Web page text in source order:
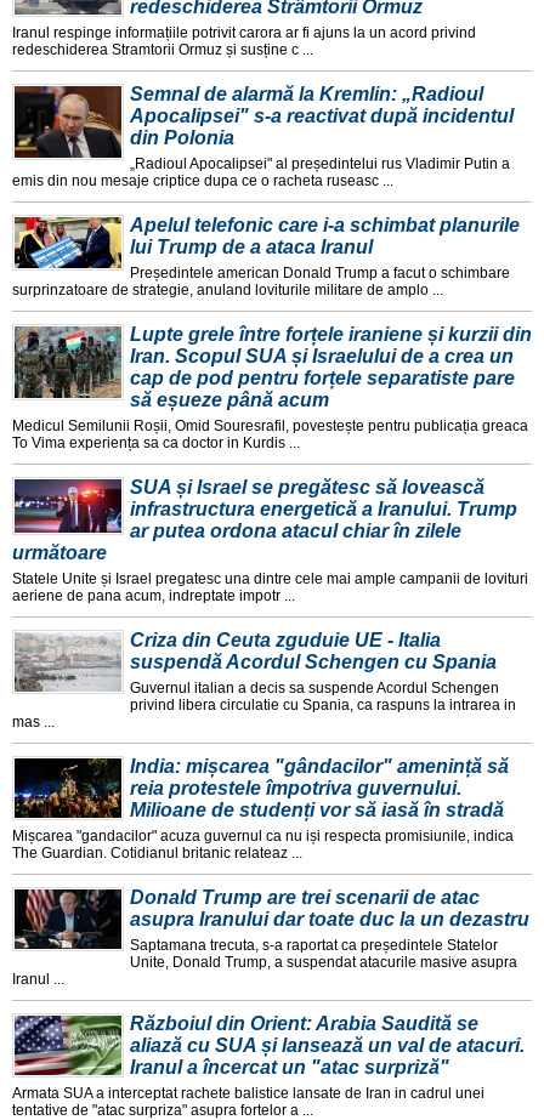
redeschiderea Strâmtorii Ormuz
Iranul respinge informațiile potrivit carora ar fi ajuns la un acord privind
redeschiderea Stramtorii Ormuz și susține c ...
Semnal de alarmă la Kremlin: „Radioul
Apocalipsei" s-a reactivat după incidentul
din Polonia
„Radioul Apocalipsei" al președintelui rus Vladimir Putin a
emis din nou mesaje criptice dupa ce o racheta ruseasc ...
Apelul telefonic care i-a schimbat planurile
lui Trump de a ataca Iranul
Președintele american Donald Trump a facut o schimbare
surprinzatoare de strategie, anuland loviturile militare de amplo ...
Lupte grele între forțele iraniene și kurzii din
Iran. Scopul SUA și Israelului de a crea un
cap de pod pentru forțele separatiste pare
să eșueze până acum
Medicul Semilunii Roșii, Omid Souresrafil, povestește pentru publicația greaca
To Vima experiența sa ca doctor in Kurdis ...
SUA și Israel se pregătesc să lovească
infrastructura energetică a Iranului. Trump
ar putea ordona atacul chiar în zilele
următoare
Statele Unite și Israel pregatesc una dintre cele mai ample campanii de lovituri
aeriene de pana acum, indreptate impotr ...
Criza din Ceuta zguduie UE - Italia
suspendă Acordul Schengen cu Spania
Guvernul italian a decis sa suspende Acordul Schengen
privind libera circulatie cu Spania, ca raspuns la intrarea in
mas ...
India: mișcarea "gândacilor" amenință să
reia protestele împotriva guvernului.
Milioane de studenți vor să iasă în stradă
Mișcarea "gandacilor" acuza guvernul ca nu iși respecta promisiunile, indica
The Guardian. Cotidianul britanic relateaz ...
Donald Trump are trei scenarii de atac
asupra Iranului dar toate duc la un dezastru
Saptamana trecuta, s-a raportat ca președintele Statelor
Unite, Donald Trump, a suspendat atacurile masive asupra
Iranul ...
Războiul din Orient: Arabia Saudită se
aliază cu SUA și lansează un val de atacuri.
Iranul a încercat un "atac surpriză"
Armata SUA a interceptat rachete balistice lansate de Iran in cadrul unei
tentative de "atac surpriza" asupra fortelor a ...